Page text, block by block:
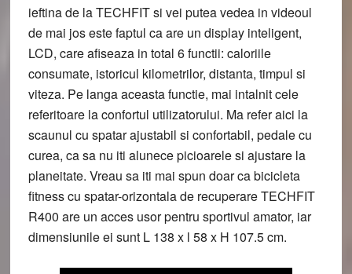
ieftina de la TECHFIT si vei putea vedea in videoul
de mai jos este faptul ca are un display inteligent,
LCD, care afiseaza in total 6 functii: caloriile
consumate, istoricul kilometrilor, distanta, timpul si
viteza. Pe langa aceasta functie, mai intalnit cele
referitoare la confortul utilizatorului. Ma refer aici la
scaunul cu spatar ajustabil si confortabil, pedale cu
curea, ca sa nu iti alunece picioarele si ajustare la
planeitate. Vreau sa iti mai spun doar ca bicicleta
fitness cu spatar-orizontala de recuperare TECHFIT
R400 are un acces usor pentru sportivul amator, iar
dimensiunile ei sunt L 138 x l 58 x H 107.5 cm.